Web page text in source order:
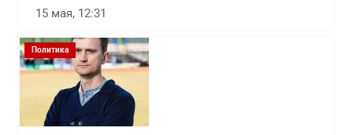
15 мая, 12:31
Политика